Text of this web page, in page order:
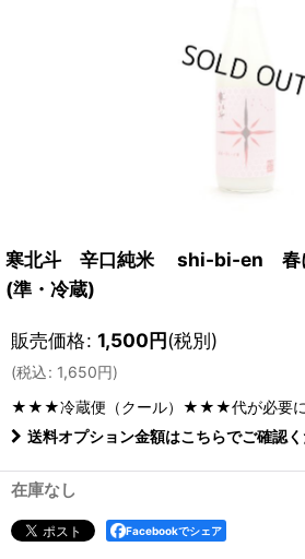
寒北斗 辛口純米 shi-bi-en 春
(準・冷蔵)
販売価格: 1,500円(税別)
(税込: 1,650円)
★★★冷蔵便（クール）★★★代が必要
送料オプション金額はこちらでご確認く
在庫なし
Facebookでシェア